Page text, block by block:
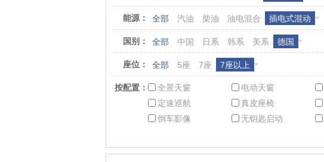
能源： 全部 汽油 柴油 油电混合 插电式混动
国别： 全部 中国 日系 韩系 美系 德国
座位： 全部 5座 7座 7座以上
按配置： 全景天窗 电动天窗
定速巡航
真皮座椅
倒车影像
无钥匙启动